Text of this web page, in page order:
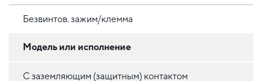
Безвинтов. зажим/клемма
Модель или исполнение
С заземляющим (защитным) контактом